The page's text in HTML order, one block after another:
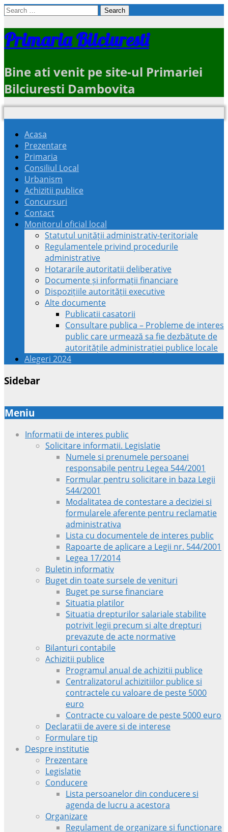
Search
Primaria Bilciuresti
Bine ati venit pe site-ul Primariei
Bilciuresti Dambovita
Acasa
Prezentare
Primaria
Consiliul Local
Urbanism
Achizitii publice
Concursuri
Contact
Monitorul oficial local
Statutul unității administrativ-teritoriale
Regulamentele privind procedurile
administrative
Hotararile autoritatii deliberative
Documente și informații financiare
Dispozițiile autorității executive
Alte documente
Publicatii casatorii
Consultare publica – Probleme de interes
public care urmează sa fie dezbătute de
autoritățile administrației publice locale
Alegeri 2024
Sidebar
Meniu
Informatii de interes public
Solicitare informatii. Legislatie
Numele si prenumele persoanei
responsabile pentru Legea 544/2001
Formular pentru solicitare in baza Legii
544/2001
Modalitatea de contestare a deciziei si
formularele aferente pentru reclamatie
administrativa
Lista cu documentele de interes public
Rapoarte de aplicare a Legii nr. 544/2001
Legea 17/2014
Buletin informativ
Buget din toate sursele de venituri
Buget pe surse financiare
Situatia platilor
Situatia drepturilor salariale stabilite
potrivit legii precum si alte drepturi
prevazute de acte normative
Bilanturi contabile
Achizitii publice
Programul anual de achizitii publice
Centralizatorul achizitiilor publice si
contractele cu valoare de peste 5000
euro
Contracte cu valoare de peste 5000 euro
Declaratii de avere si de interese
Formulare tip
Despre institutie
Prezentare
Legislatie
Conducere
Lista persoanelor din conducere si
agenda de lucru a acestora
Organizare
Regulament de organizare si functionare